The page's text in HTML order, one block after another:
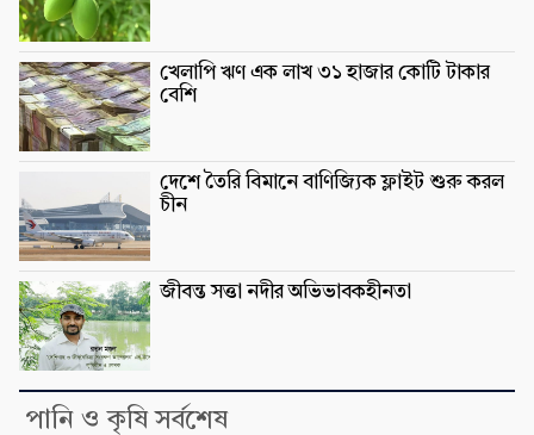
খেলাপি ঋণ এক লাখ ৩১ হাজার কোটি টাকার
বেশি
দেশে তৈরি বিমানে বাণিজ্যিক ফ্লাইট শুরু করল
চীন
জীবন্ত সত্তা নদীর অভিভাবকহীনতা
পানি ও কৃষি সর্বশেষ